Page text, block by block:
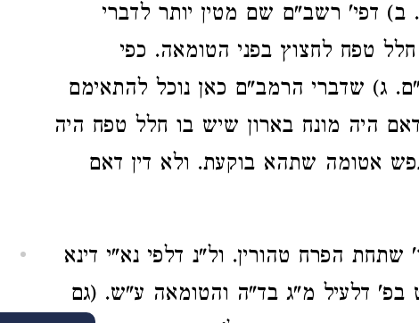
דפי' רשב"ם שם מטין יותר לדברי
טפח לחצוץ בפני הטומאה. כפי
ג) שדברי הרמב"ם כאן נוכל להתאימם
היה מונח בארון שיש בו חלל טפח היה
אטומה שתהא בוקעת. ולא דין דאם
הפרח טהורין. ול"נ דלפי נא"י דינא
בפ' דלעיל מ"ג בד"ה והטומאה ע"ש. (גם